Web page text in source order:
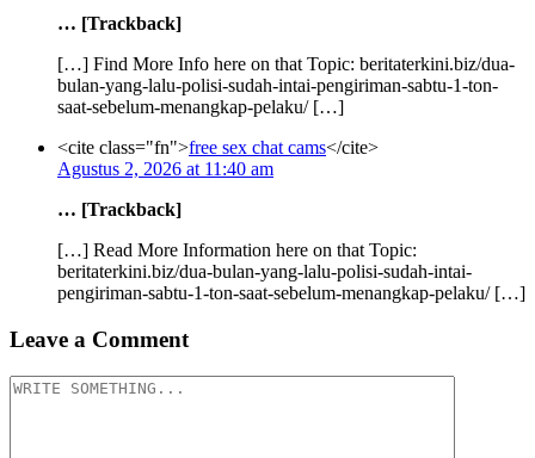
… [Trackback]
[…] Find More Info here on that Topic: beritaterkini.biz/dua-
bulan-yang-lalu-polisi-sudah-intai-pengiriman-sabtu-1-ton-
saat-sebelum-menangkap-pelaku/ […]
<cite class="fn">free sex chat cams</cite>
Agustus 2, 2026 at 11:40 am
… [Trackback]
[…] Read More Information here on that Topic:
beritaterkini.biz/dua-bulan-yang-lalu-polisi-sudah-intai-
pengiriman-sabtu-1-ton-saat-sebelum-menangkap-pelaku/ […]
Leave a Comment